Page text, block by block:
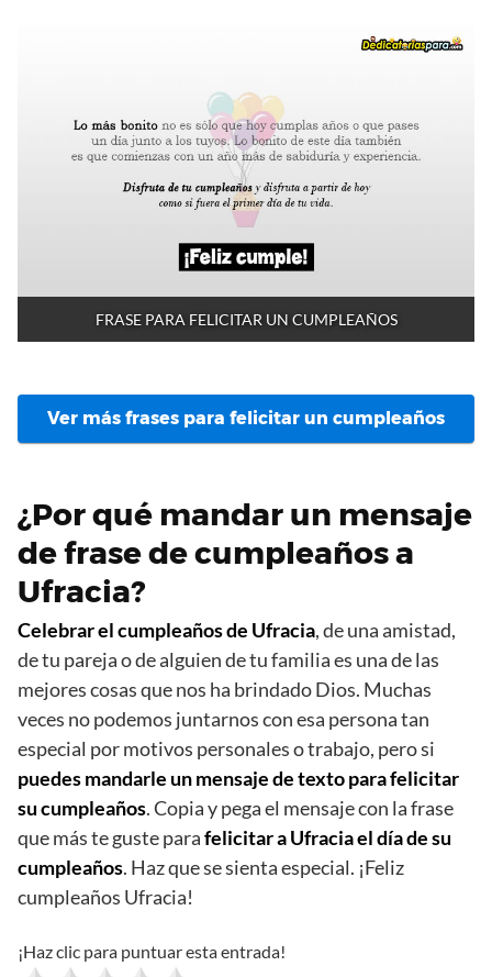
FRASE PARA FELICITAR UN CUMPLEAÑOS
Ver más frases para felicitar un cumpleaños
¿Por qué mandar un mensaje
de frase de cumpleaños a
Ufracia?
Celebrar el cumpleaños de Ufracia, de una amistad,
de tu pareja o de alguien de tu familia es una de las
mejores cosas que nos ha brindado Dios. Muchas
veces no podemos juntarnos con esa persona tan
especial por motivos personales o trabajo, pero si
puedes mandarle un mensaje de texto para felicitar
su cumpleaños. Copia y pega el mensaje con la frase
que más te guste parafelicitar a Ufracia el día de su
cumpleaños. Haz que se sienta especial. ¡Feliz
cumpleaños Ufracia!
¡Haz clic para puntuar esta entrada!